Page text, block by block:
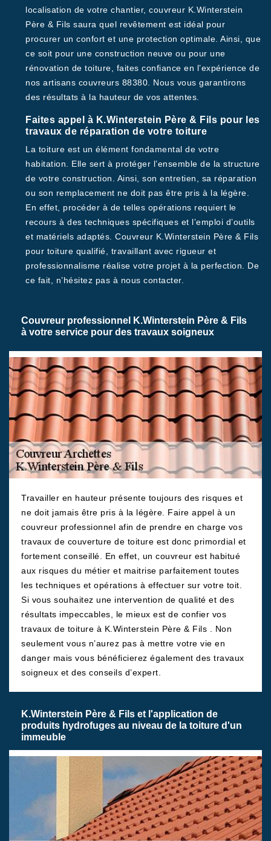
localisation de votre chantier, couvreur K.Winterstein
Père & Fils saura quel revêtement est idéal pour
procurer un confort et une protection optimale. Ainsi, que
ce soit pour une construction neuve ou pour une
rénovation de toiture, faites confiance en l’expérience de
nos artisans couvreurs 88380. Nous vous garantirons
des résultats à la hauteur de vos attentes.
Faites appel à K.Winterstein Père & Fils pour les
travaux de réparation de votre toiture
La toiture est un élément fondamental de votre
habitation. Elle sert à protéger l’ensemble de la structure
de votre construction. Ainsi, son entretien, sa réparation
ou son remplacement ne doit pas être pris à la légère.
En effet, procéder à de telles opérations requiert le
recours à des techniques spécifiques et l’emploi d’outils
et matériels adaptés. Couvreur K.Winterstein Père & Fils
pour toiture qualifié, travaillant avec rigueur et
professionnalisme réalise votre projet à la perfection. De
ce fait, n’hésitez pas à nous contacter.
Couvreur professionnel K.Winterstein Père & Fils
à votre service pour des travaux soigneux
Travailler en hauteur présente toujours des risques et
ne doit jamais être pris à la légère. Faire appel à un
couvreur professionnel afin de prendre en charge vos
travaux de couverture de toiture est donc primordial et
fortement conseillé. En effet, un couvreur est habitué
aux risques du métier et maitrise parfaitement toutes
les techniques et opérations à effectuer sur votre toit.
Si vous souhaitez une intervention de qualité et des
résultats impeccables, le mieux est de confier vos
travaux de toiture à K.Winterstein Père & Fils . Non
seulement vous n’aurez pas à mettre votre vie en
danger mais vous bénéficierez également des travaux
soigneux et des conseils d’expert.
K.Winterstein Père & Fils et l'application de
produits hydrofuges au niveau de la toiture d'un
immeuble